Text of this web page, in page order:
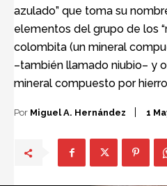
azulado” que toma su
elementos del grupo de los
colombita (un mineral
–también llamado niubio– y
mineral compuesto por
Por Miguel A. Hernández 1